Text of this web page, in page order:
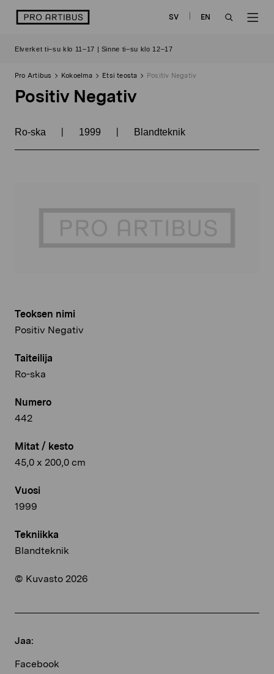
sisältöön
logo SV
EN
Elverket ti–su klo 11–17 | Sinne ti–su klo 12–17
Pro Artibus Kokoelma Etsi teosta Positiv Negativ
Positiv Negativ
Ro-ska | 1999 | Blandteknik
Teoksen nimi
Positiv Negativ
Taiteilija
Ro-ska
Numero
442
Mitat / kesto
45,0 x 200,0 cm
Vuosi
1999
Tekniikka
Blandteknik
© Kuvasto 2026
Jaa:
Facebook